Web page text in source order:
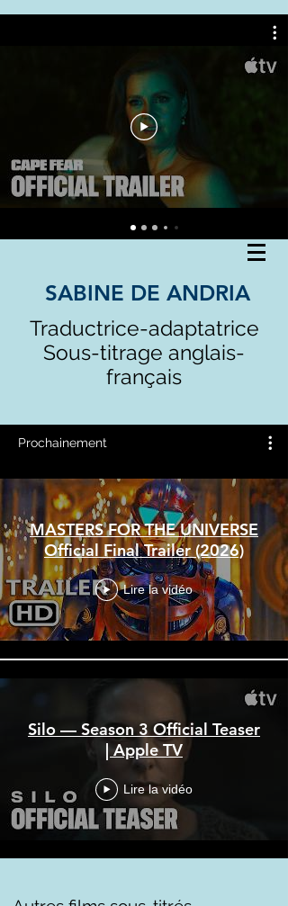
SABINE DE ANDRIA
Traductrice-adaptatrice
Sous-titrage anglais-
français
Prochainement
MASTERS FOR THE UNIVERSE
Official Final Trailer (2026)
Lire la vidéo
Silo — Season 3 Official Teaser
| Apple TV
Lire la vidéo